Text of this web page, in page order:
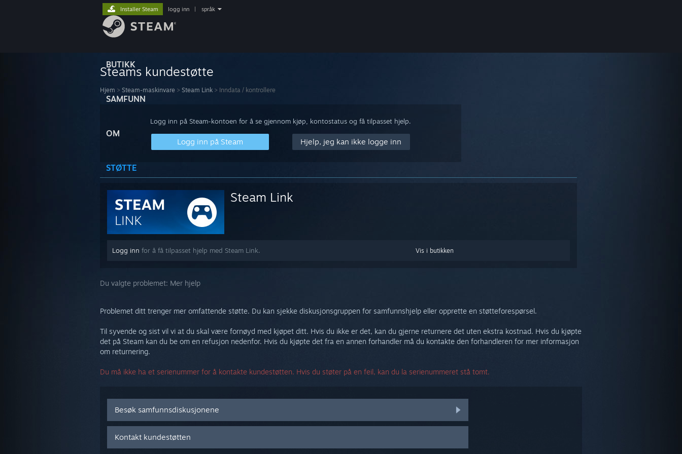
BUTIKK
SAMFUNN
OM
STØTTE
Installer Steam logg inn språk
Steams kundestøtte
Hjem > Steam-maskinvare > Steam Link > Inndata / kontrollere
Logg inn på Steam-kontoen for å se gjennom kjøp, kontostatus og få tilpasset hjelp.
Logg inn på Steam Hjelp, jeg kan ikke logge inn
Steam Link
Vis i butikken
Logg inn for å få tilpasset hjelp med Steam Link.
Du valgte problemet: Mer hjelp
Problemet ditt trenger mer omfattende støtte. Du kan sjekke diskusjonsgruppen for samfunnshjelp eller opprette en støtteforespørsel.
Til syvende og sist vil vi at du skal være fornøyd med kjøpet ditt. Hvis du ikke er det, kan du gjerne returnere det uten ekstra kostnad. Hvis du kjøpte
det på Steam kan du be om en refusjon nedenfor. Hvis du kjøpte det fra en annen forhandler må du kontakte den forhandleren for mer informasjon
om returnering.
Du må ikke ha et serienummer for å kontakte kundestøtten. Hvis du støter på en feil, kan du la serienummeret stå tomt.
Besøk samfunnsdiskusjonene
Kontakt kundestøtten